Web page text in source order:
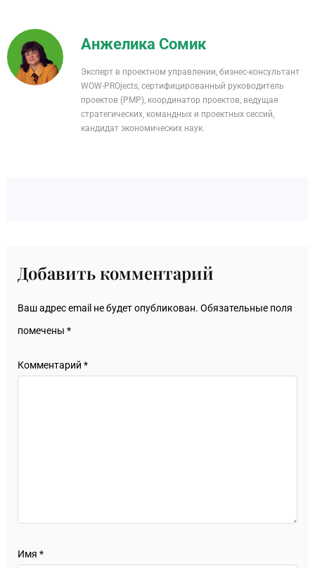
Анжелика Сомик
Эксперт в проектном управлении, бизнес-консультант
WOW-PROjects, сертифицированный руководитель
проектов (РМР), координатор проектов, ведущая
стратегических, командных и проектных сессий,
кандидат экономических наук.
Добавить комментарий
Ваш адрес email не будет опубликован. Обязательные поля
помечены *
Комментарий *
Имя *